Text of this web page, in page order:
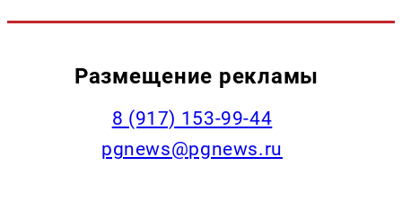
Размещение рекламы
‭8 (917) 153-99-44
pgnews@pgnews.ru